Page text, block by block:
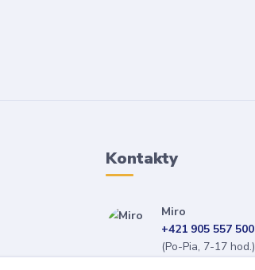
Kontakty
Miro
+421 905 557 500
(Po-Pia, 7-17 hod.)